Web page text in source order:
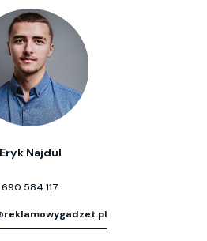
Eryk Najdul
690 584 117